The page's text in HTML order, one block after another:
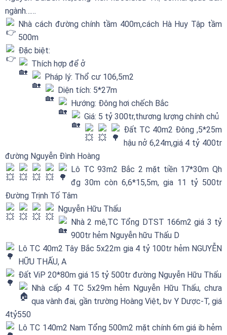
ngành……
Nhà cách đường chính tầm 400m,cách Hà Huy Tập tầm
500m
Đặc biệt:
Thích hợp để ở
Pháp lý: Thổ cư 106,5m2
Diện tích: 5*27m
Hướng: Đông hơi chếch Bắc
Giá: 5 tỷ 300tr,thương lượng chính chủ
Đất TC 40m2 Đông ,5*25m
hậu nở 6,24m,giá 4 tỷ 400tr
đường Nguyễn Đình Hoàng
Lô TC 93m2 Bắc 2 mặt tiền 17*30m Qh
đg 30m còn 6,6*15,5m, gia 11 tỷ 500tr
Đường Trịnh Tố Tâm
Nguyễn Hữu Thấu
Nhà 2 mê,TC Tổng DTST 166m2 giá 3 tỷ
900tr hẻm Nguyễn hữu Thấu D
Lô TC 40m2 Tây Bắc 5x22m gia 4 tỷ 100tr hẻm NGUYỄN
HỮU THẤU, A
Đất ViP 20*80m giá 15 tỷ 500tr đường Nguyễn Hữu Thấu
Nhà cấp 4 TC 5x29m hẻm Nguyễn Hữu Thấu, chưa
qua vành đai, gần trường Hoàng Việt, bv Y Dược-T, giá
4tỷ550
Lô TC 140m2 Nam Tổng 500m2 mặt chính 6m giá ib hẻm